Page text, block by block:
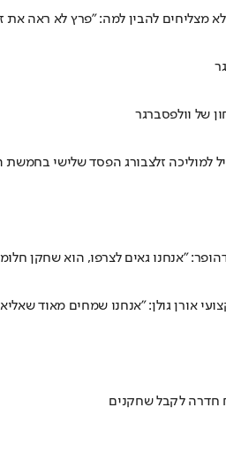
מצליחים להבין למה: "פרץ לא ראה את
"אנחנו גאים לצרפו, הוא שחקן
אורן גולן: "אנחנו שמחים מאוד
חדרה לקבל שחקנים